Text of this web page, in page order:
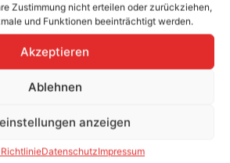
Zustimmung nicht erteilen oder zurückziehen,
und Funktionen beeinträchtigt werden.
Akzeptieren
Ablehnen
anzeigen
DatenschutzImpressum
Design
für Ladeleistungen von 7,4 kW, 11